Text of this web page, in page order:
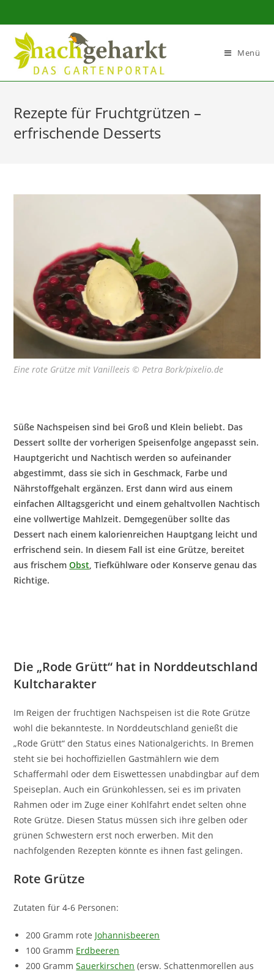
Sidebar-
Inhalt
Menü
Rezepte für Fruchtgrützen –
erfrischende Desserts
Eine rote Grütze mit Vanilleeis © Petra Bork/pixelio.de
Süße Nachspeisen sind bei Groß und Klein beliebt. Das
Dessert sollte der vorherigen Speisenfolge angepasst sein.
Hauptgericht und Nachtisch werden so aufeinander
abgestimmt, dass sie sich in Geschmack, Farbe und
Nährstoffgehalt ergänzen. Erst dann wird aus einem
einfachen Alltagsgericht und einem gehaltvollen Nachtisch
eine vollwertige Mahlzeit. Demgegenüber sollte das
Dessert nach einem kalorienreichen Hauptgang leicht und
erfrischend sein. In diesem Fall ist eine Grütze, bereitet
aus frischemObst , Tiefkühlware oder Konserve genau das
Richtige.
Die „Rode Grütt“ hat in Norddeutschland
Kultcharakter
Im Reigen der fruchtigen Nachspeisen ist die Rote Grütze
wohl die bekannteste. In Norddeutschland genießt die
„Rode Grütt“ den Status eines Nationalgerichts. In Bremen
steht sie bei hochoffiziellen Gastmählern wie dem
Schaffermahl oder dem Eiswettessen unabdingbar auf dem
Speiseplan. Auch ein Grünkohlessen, sei es im privaten
Rahmen oder im Zuge einer Kohlfahrt endet selten ohne
Rote Grütze. Diesen Status müssen sich ihre gelben oder
grünen Schwestern erst noch erwerben. Mit den
nachfolgenden Rezepten könnte es ihnen fast gelingen.
Rote Grütze
Zutaten für 4-6 Personen:
200 Gramm rote Johannisbeeren
100 Gramm Erdbeeren
200 GrammSauerkirschen (ersw. Schattenmorellen aus